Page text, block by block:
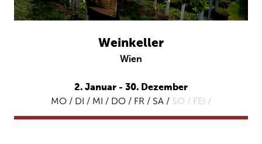
Weinkeller
Wien
2. Januar - 30. Dezember
MO / DI / MI / DO / FR / SA / SO / FEI /